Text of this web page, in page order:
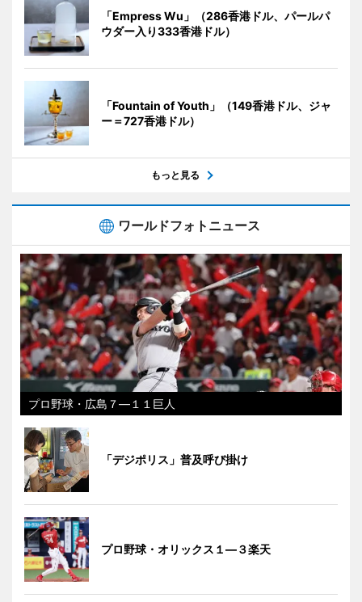
「Empress Wu」（286香港ドル、パールパ
ウダー入り333香港ドル）
「Fountain of Youth」（149香港ドル、ジャ
ー＝727香港ドル）
もっと見る
ワールドフォトニュース
プロ野球・広島７―１１巨人
「デジポリス」普及呼び掛け
プロ野球・オリックス１―３楽天